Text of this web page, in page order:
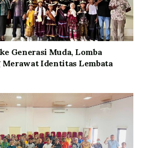
Generasi Muda, Lomba
Identitas Lembata